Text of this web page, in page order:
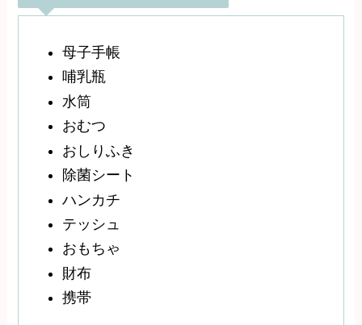
母子手帳
哺乳瓶
水筒
おむつ
おしりふき
除菌シート
ハンカチ
テッシュ
おもちゃ
財布
携帯